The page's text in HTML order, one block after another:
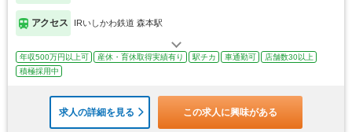
アクセス IRいしかわ鉄道 森本駅
年収500万円以上可 産休・育休取得実績有り 駅チカ 車通勤可
店舗数30以上
積極採用中
求人の詳細を見る この求人に興味がある